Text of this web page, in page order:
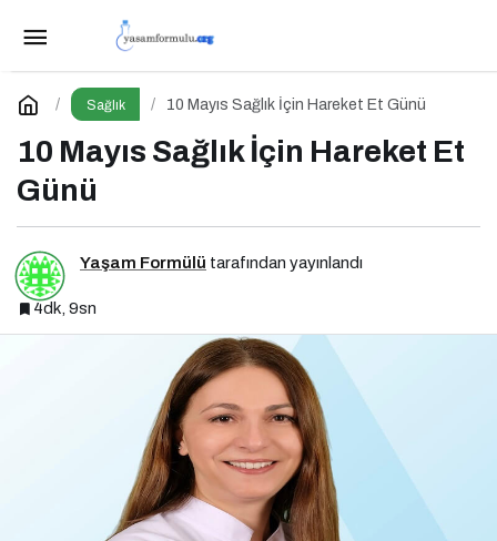
Sağlık 10 Mayıs Sağlık İçin Hareket Et Günü
10 Mayıs Sağlık İçin Hareket Et
Günü
Yaşam Formülü tarafından yayınlandı
4dk, 9sn
İnsülin Direnci ve Beslenme Tedavisi: Düşük
Glisemik İndeksli Diyetlerin Rolü
Yorum Yap